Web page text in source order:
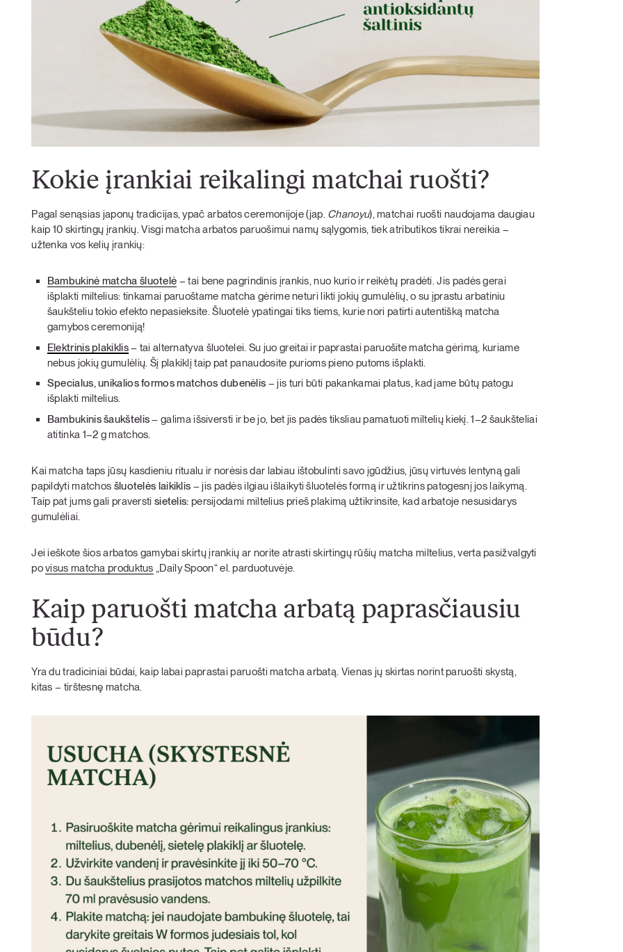
Kokie įrankiai reikalingi matchai ruošti?
Pagal senąsias japonų tradicijas, ypač arbatos ceremonijoje (jap. Chanoyu), matchai ruošti naudojama daugiau
kaip 10 skirtingų įrankių. Visgi matcha arbatos paruošimui namų sąlygomis, tiek atributikos tikrai nereikia –
užtenka vos kelių įrankių:
Bambukinė matcha šluotelė –tai bene pagrindinis įrankis, nuo kurio ir reikėtų pradėti. Jis padės gerai
išplakti miltelius: tinkamai paruoštame matcha gėrime neturi likti jokių gumulėlių, o su įprastu arbatiniu
šaukšteliu tokio efekto nepasieksite. Šluotelė ypatingai tiks tiems, kurie nori patirti autentišką matcha
gamybos ceremoniją!
Elektrinis plakiklis– tai alternatyva šluotelei. Su juo greitai ir paprastai paruošite matcha gėrimą, kuriame
nebus jokių gumulėlių. Šį plakiklį taip pat panaudosite purioms pieno putoms išplakti.
Specialus, unikalios formos matchos dubenėlis – jis turi būti pakankamai platus, kad jame būtų patogu
išplakti miltelius.
Bambukinis šaukštelis– galima išsiversti ir be jo, bet jis padės tiksliau pamatuoti miltelių kiekį. 1–2 šaukšteliai
atitinka 1–2 g matchos.
Kai matcha taps jūsų kasdieniu ritualu ir norėsis dar labiau ištobulinti savo įgūdžius, jūsų virtuvės lentyną gali
papildyti matchos šluotelės laikiklis – jis padės ilgiau išlaikyti šluotelės formą ir užtikrins patogesnį jos laikymą.
Taip pat jums gali praversti sietelis: persijodami miltelius prieš plakimą užtikrinsite, kad arbatoje nesusidarys
gumulėliai.
Jei ieškote šios arbatos gamybai skirtų įrankių ar norite atrasti skirtingų rūšių matcha miltelius, verta pasižvalgyti
povisus matcha produktus „Daily Spoon“ el. parduotuvėje.
Kaip paruošti matcha arbatą paprasčiausiu
būdu?
Yra du tradiciniai būdai, kaip labai paprastai paruošti matcha arbatą. Vienas jų skirtas norint paruošti skystą,
kitas – tirštesnę matcha.